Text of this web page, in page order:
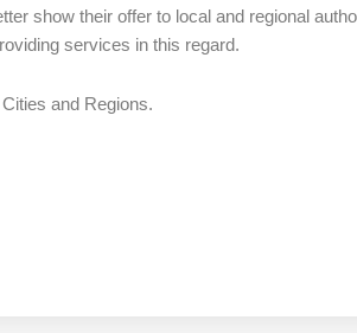
show their offer to local and regional
services in this regard.
and Regions.